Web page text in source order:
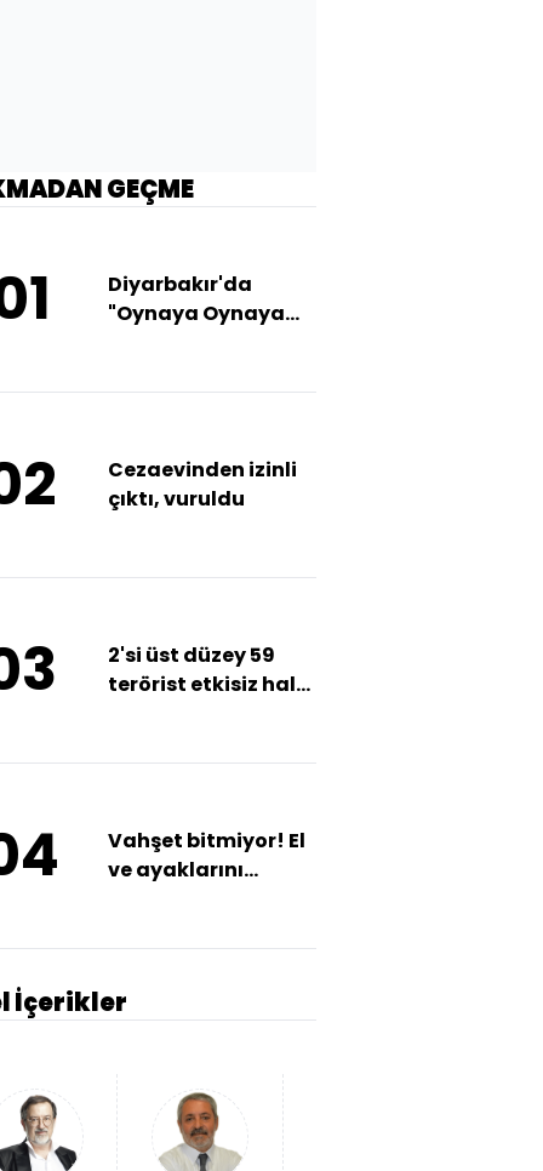
İçerikler
GEÇME
Diyarbakır'da
"Oynaya Oynaya
Cezaevinden izinli
çıktı, vuruldu
2'si üst düzey 59
terörist etkisiz hale
Vahşet bitmiyor! El
ve ayaklarını